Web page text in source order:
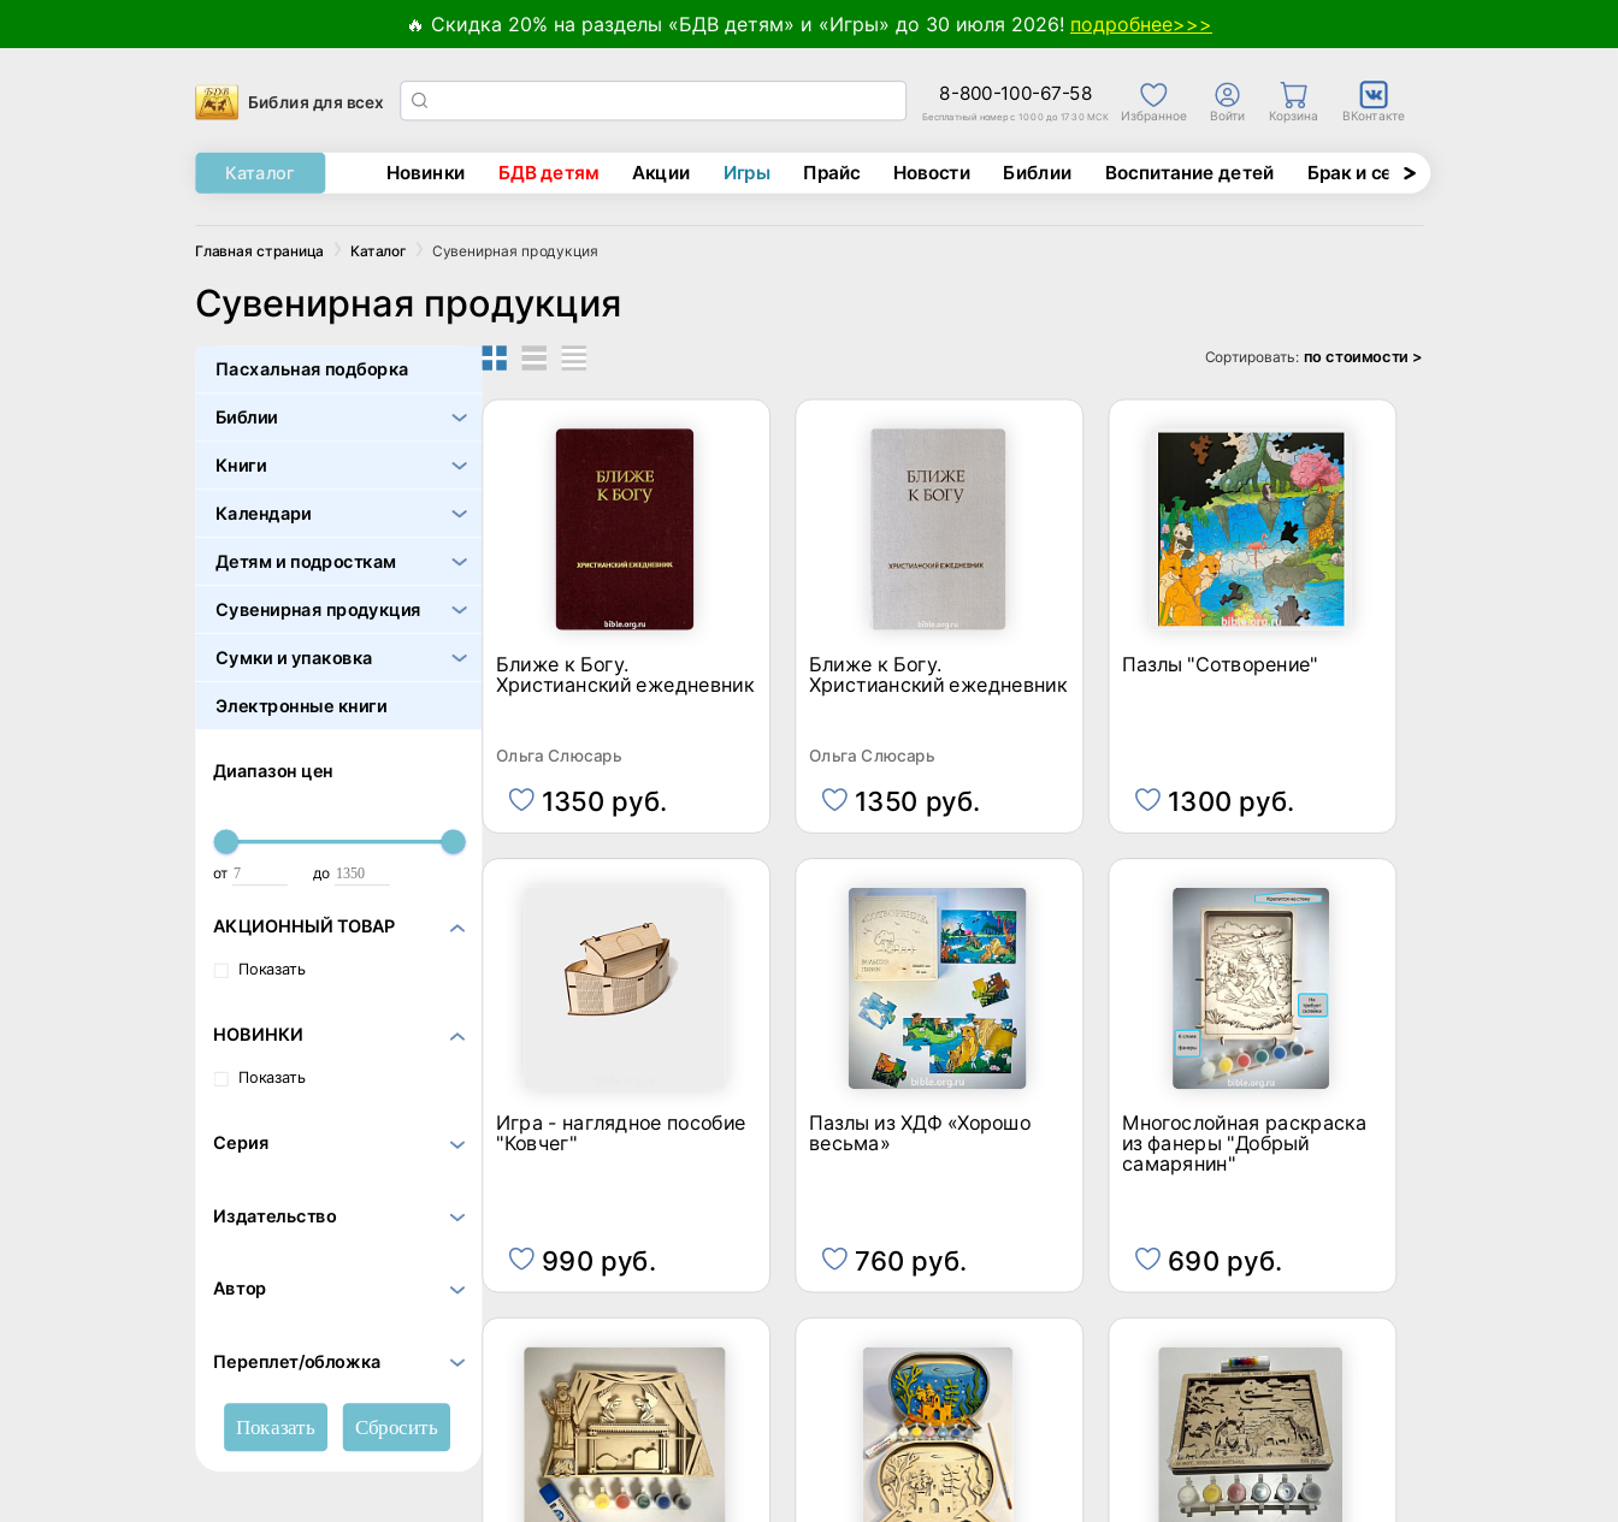
🔥 Скидка 20% на разделы «БДВ детям» и «Игры» до 30 июля 2026! подробнее>>>
Библия для всех 8-800-100-67-58
Бесплатный номер с 10:00 до 17:30 МСК Избранное Войти Корзина ВКонтакте
Каталог Новинки БДВ детям Акции Игры Прайс Новости Библии Воспитание детей Брак и семья
Главная страница Каталог Сувенирная продукция
Сувенирная продукция
Пасхальная подборка
Библии
Книги
Календари
Детям и подросткам
Сувенирная продукция
Сумки и упаковка
Электронные книги
Диапазон цен
от до
АКЦИОННЫЙ ТОВАР
Показать
НОВИНКИ
Показать
Серия
Издательство
Автор
Переплет/обложка
Сортировать: по стоимости >
Ближе к Богу.
Христианский ежедневник
Ольга Слюсарь
1350 руб.
Ближе к Богу.
Христианский ежедневник
Ольга Слюсарь
1350 руб.
Пазлы "Сотворение"
1300 руб.
Игра - наглядное пособие
"Ковчег"
990 руб.
Пазлы из ХДФ «Хорошо
весьма»
760 руб.
Многослойная раскраска
из фанеры "Добрый
самарянин"
690 руб.